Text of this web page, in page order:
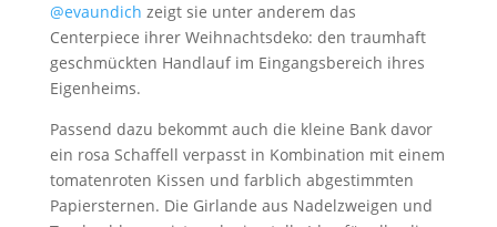
@evaundich zeigt sie unter anderem das
Centerpiece ihrer Weihnachtsdeko: den traumhaft
geschmückten Handlauf im Eingangsbereich ihres
Eigenheims.
Passend dazu bekommt auch die kleine Bank davor
ein rosa Schaffell verpasst in Kombination mit einem
tomatenroten Kissen und farblich abgestimmten
Papiersternen. Die Girlande aus Nadelzweigen und